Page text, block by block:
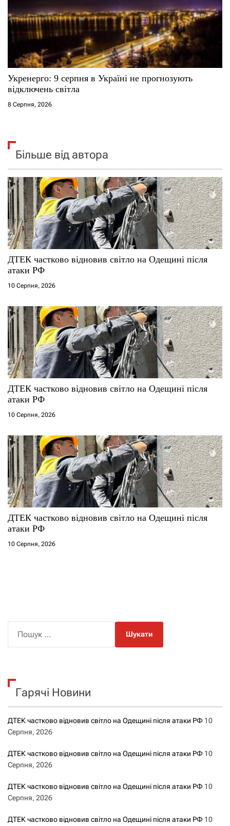
Укренерго: 9 серпня в Україні не прогнозують
відключень світла
8 Серпня, 2026
Більше від автора
ДТЕК частково відновив світло на Одещині після
атаки РФ
10 Серпня, 2026
ДТЕК частково відновив світло на Одещині після
атаки РФ
10 Серпня, 2026
ДТЕК частково відновив світло на Одещині після
атаки РФ
10 Серпня, 2026
к
Гарячі Новини
ДТЕК частково відновив світло на Одещині після атаки РФ 10
Серпня, 2026
ДТЕК частково відновив світло на Одещині після атаки РФ 10
Серпня, 2026
ДТЕК частково відновив світло на Одещині після атаки РФ 10
Серпня, 2026
ДТЕК частково відновив світло на Одещині після атаки РФ 10